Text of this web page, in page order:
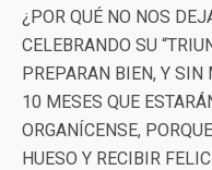
¿POR QUÉ NO NOS
CELEBRANDO SU
PREPARAN BIEN, Y SIN
10 MESES QUE
ORGANÍCENSE,
HUESO Y RECIBIR